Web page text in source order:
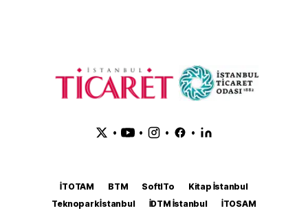
• • • •
İTOTAM BTM SoftITo
Kitap İstanbul
Teknopark İstanbul
İDTM İstanbul
İTOSAM